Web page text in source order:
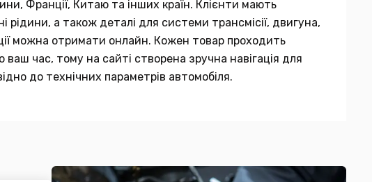
Франції, Китаю та інших країн. Клієнти мають
а також деталі для системи трансмісії, двигуна,
можна отримати онлайн. Кожен товар проходить
час, тому на сайті створена зручна навігація для
до технічних параметрів автомобіля.